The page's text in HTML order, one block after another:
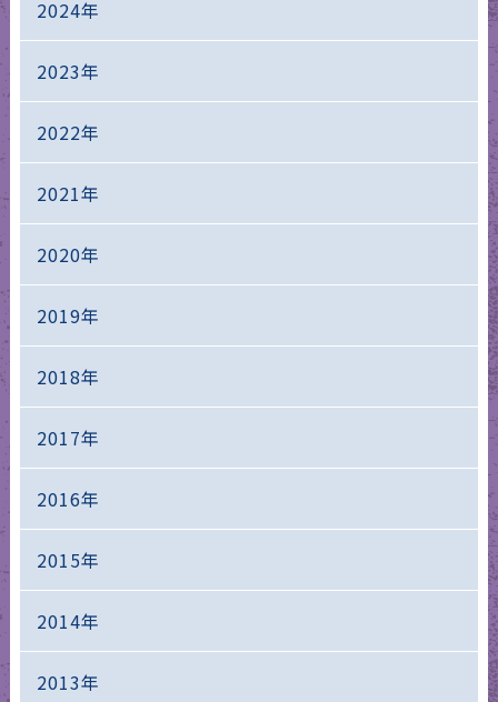
2024年
2023年
2022年
2021年
2020年
2019年
2018年
2017年
2016年
2015年
2014年
2013年